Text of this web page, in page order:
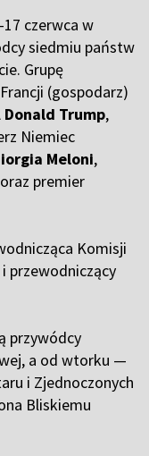
czerwca w
siedmiu państw
Grupę
(gospodarz)
Donald Trump,
Niemiec
Meloni,
oraz premier
Komisji
i przewodniczący
przywódcy
a od wtorku —
i Zjednoczonych
Bliskiemu